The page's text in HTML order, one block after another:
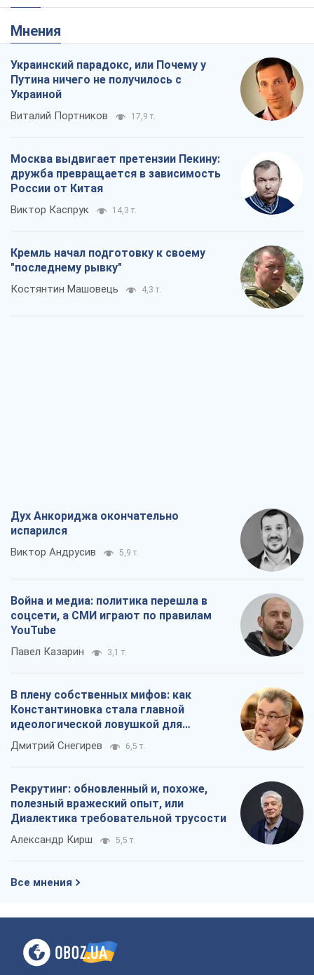
Мнения
Украинский парадокс, или Почему у
Путина ничего не получилось с
Украиной
Виталий Портников 17,9 т.
Москва выдвигает претензии Пекину:
дружба превращается в зависимость
России от Китая
Виктор Каспрук 14,3 т.
Кремль начал подготовку к своему
"последнему рывку"
Костянтин Машовець 4,3 т.
Дух Анкориджа окончательно
испарился
Виктор Андрусив 5,9 т.
Война и медиа: политика перешла в
соцсети, а СМИ играют по правилам
YouTube
Павел Казарин 3,1 т.
В плену собственных мифов: как
Константиновка стала главной
идеологической ловушкой для
российских оккупантов
Дмитрий Снегирев 6,5 т.
Рекрутинг: обновленный и, похоже,
полезный вражеский опыт, или
Диалектика требовательной трусости
Александр Кирш 5,5 т.
Все мнения